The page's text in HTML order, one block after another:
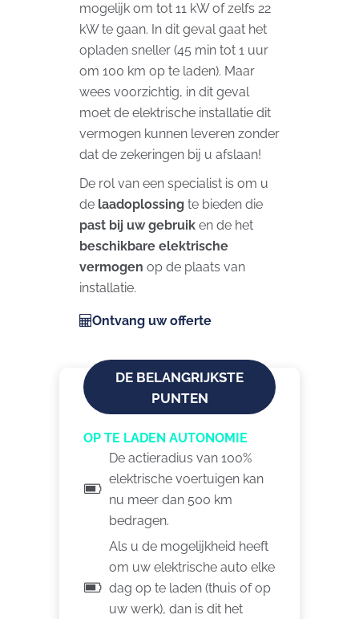
mogelijk om tot 11 kW of zelfs 22
kW te gaan. In dit geval gaat het
opladen sneller (45 min tot 1 uur
om 100 km op te laden). Maar
wees voorzichtig, in dit geval
moet de elektrische installatie dit
vermogen kunnen leveren zonder
dat de zekeringen bij u afslaan!
De rol van een specialist is om u
de laadoplossing te bieden die
past bij uw gebruik en de het
beschikbare elektrische
vermogen op de plaats van
installatie.
Ontvang uw offerte
DE BELANGRIJKSTE
PUNTEN
OP TE LADEN AUTONOMIE
De actieradius van 100%
elektrische voertuigen kan
nu meer dan 500 km
bedragen.
Als u de mogelijkheid heeft
om uw elektrische auto elke
dag op te laden (thuis of op
uw werk), dan is dit het